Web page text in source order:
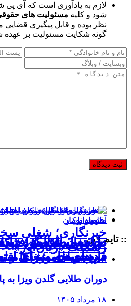
لازم به یادآوری است که آی
شود و کلیه مسئولیت های
نظر بوده و قابل پیگیری
گونه شکایت مسئولیت بر عهده
«اشتغال ناقص»؛
فرصت‌های شغلی و
ضرورت افزایش
مددجویان به ۴۰۰ میلیون تومان
خبرنگاری؛ شغلی
رسمیت «زیان‌آور»
نجات میراث
دارهای خاموش تا
بررسی ضوابط
در نشست وزرای
:: تایم لاین
۱۸ مرداد ۱۴۰۵
دوران طلایی گلدن ویزا به
۱۸ مرداد ۱۴۰۵